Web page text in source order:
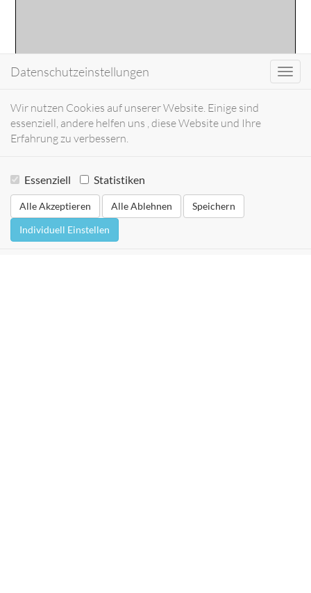
Datenschutzeinstellungen
Wir nutzen Cookies auf unserer Website. Einige sind
essenziell, andere helfen uns , diese Website und Ihre
Erfahrung zu verbessern.
Essenziell Statistiken
Alle Akzeptieren Alle Ablehnen
Speichern
Individuell Einstellen